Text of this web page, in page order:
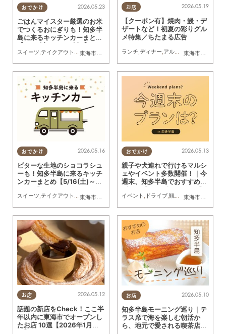
おでかけ
東海市
,大府市 知多市,東浦町,阿久比町,半田市,常滑市
2026.05.23
ごはんマイスター厳選のお米
でつくるおにぎりも！知多半
島に来るキッチンカーまとめ
【5/23(土)～5/29(金)】
スイーツ テイクアウト キッチンカー イベント,まとめ記事
お店
東海市
,大府市
2026.05.19
【クーポン有】焼肉・鰻・デ
ザートなど！初夏の彩りグル
メ特集／ちたまる広告
ランチ,ディナー,アルコール ,ラーメン
おでかけ
東海市
, 大府市 知多市,東浦町 ,阿久比町,半田市,常滑市
2026.05.16
ビターな生地のショコラシュ
ーも！知多半島に来るキッチ
ンカーまとめ【5/16(土)～5/
スイーツ,テイクアウト ,キッチンカー イベント,まとめ記事
おでかけ
東海市大府市
2026.05.13
親子や犬連れで行けるマルシ
ェやイベント多数開催！｜今
週末、知多半島でおすすめの
イベント , ドライブ,観光 自然,まちネタ
お店 2026.05.12
話題の新店をCheck！ここ半
年以内に東海市でオープンし
たお店 10選【2026年1月～5
お店 2026.05.10
知多半島モーニング巡り｜テ
ラス席で海を楽しむ朝活か
ら、地元で愛される喫茶店ま